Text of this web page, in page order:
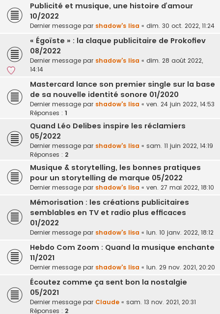
Publicité et musique, une histoire d’amour
10/2022
Dernier message par shadow's lisa « dim. 30 oct. 2022, 11:24
« Égoïste » : la claque publicitaire de Prokofiev
08/2022
Dernier message par shadow's lisa « dim. 28 août 2022,
14:14
Mastercard lance son premier single sur la base
de sa nouvelle identité sonore 01/2020
Dernier message par shadow's lisa « ven. 24 juin 2022, 14:53
Réponses : 1
Quand Léo Delibes inspire les réclamiers
05/2022
Dernier message par shadow's lisa « sam. 11 juin 2022, 14:19
Réponses : 2
Musique & storytelling, les bonnes pratiques
pour un storytelling de marque 05/2022
Dernier message par shadow's lisa « ven. 27 mai 2022, 18:10
Mémorisation : les créations publicitaires
semblables en TV et radio plus efficaces
01/2022
Dernier message par shadow's lisa « lun. 10 janv. 2022, 18:12
Hebdo Com Zoom : Quand la musique enchante
11/2021
Dernier message par shadow's lisa « lun. 29 nov. 2021, 20:20
Écoutez comme ça sent bon la nostalgie
05/2021
Dernier message par Claude « sam. 13 nov. 2021, 20:31
Réponses : 2